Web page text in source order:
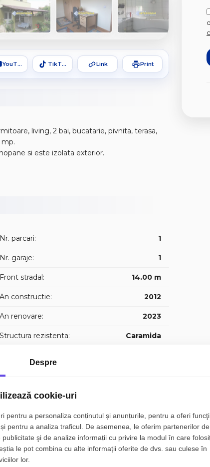
YouTube TikTok Link Print
living, 2 bai, bucatarie, pivnita, terasa,
mp.
si este izolata exterior.
44 // 31 // George
Nr. parcari: 1
Nr. garaje: 1
Front stradal: 14.00 m
An constructie: 2012
An renovare: 2023
Structura rezistenta: Caramida
Orientare:
Clasa energetica:
Despre
cookie-uri
pentru a personaliza conținutul și anunțurile, pentru a oferi
pentru a analiza traficul. De asemenea, le oferim partenerilor de
publicitate şi de analize informații cu privire la modul în care
le pot combina cu alte informații oferite de dvs. sau culese în
lor.